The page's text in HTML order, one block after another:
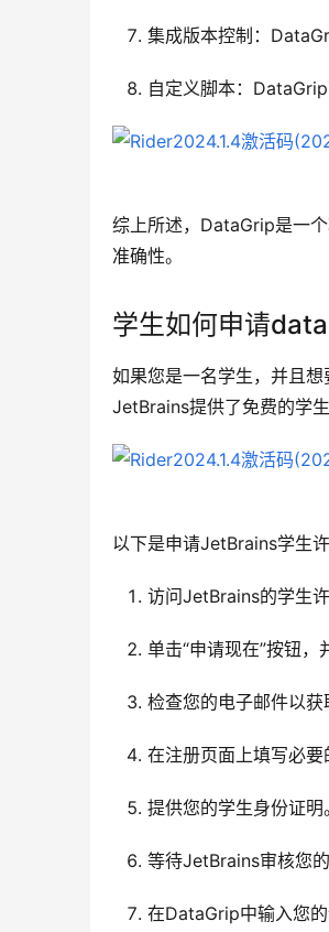
集成版本控制：
自定义脚本：
综上所述，DataGrip是一
准确性。
学生如何申请
如果您是一名学生，并且
JetBrains提供了免费的学
以下是申请JetBrains学生许
访问JetBrains的学生
单击“申请现在”按钮
检查您的电子邮件以获
在注册页面上填写必要
提供您的学生身份证明
等待JetBrains审核您
在DataGrip中输入您